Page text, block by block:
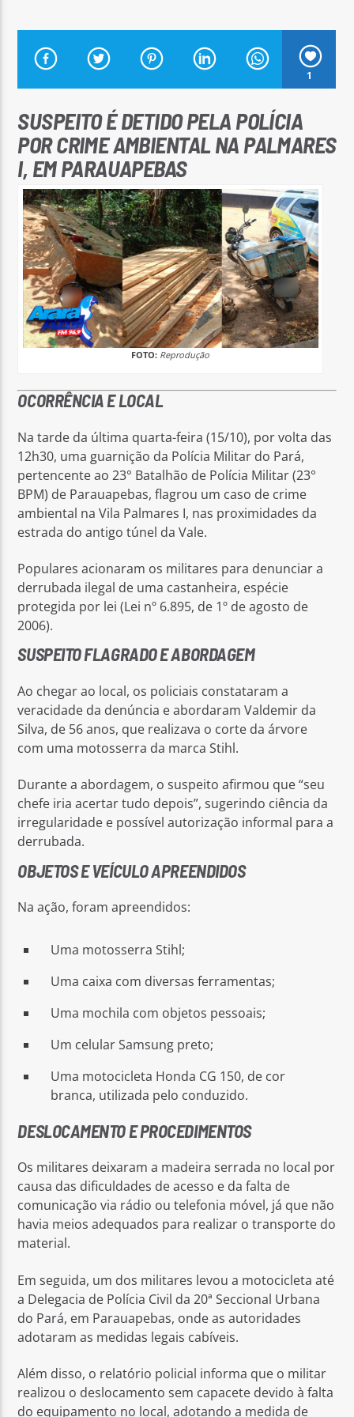
Arara Azul FM
1
SUSPEITO É DETIDO PELA POLÍCIA
POR CRIME AMBIENTAL NA PALMARES
I, EM PARAUAPEBAS
FOTO: Reprodução
OCORRÊNCIA E LOCAL
Na tarde da última quarta-feira (15/10), por volta das
12h30, uma guarnição da Polícia Militar do Pará,
pertencente ao 23° Batalhão de Polícia Militar (23°
BPM) de Parauapebas, flagrou um caso de crime
ambiental na Vila Palmares I, nas proximidades da
estrada do antigo túnel da Vale.
Populares acionaram os militares para denunciar a
derrubada ilegal de uma castanheira, espécie
protegida por lei (Lei nº 6.895, de 1º de agosto de
2006).
SUSPEITO FLAGRADO E ABORDAGEM
Ao chegar ao local, os policiais constataram a
veracidade da denúncia e abordaram Valdemir da
Silva, de 56 anos, que realizava o corte da árvore
com uma motosserra da marca Stihl.
Durante a abordagem, o suspeito afirmou que “seu
chefe iria acertar tudo depois”, sugerindo ciência da
irregularidade e possível autorização informal para a
derrubada.
OBJETOS E VEÍCULO APREENDIDOS
Na ação, foram apreendidos:
Uma motosserra Stihl;
Uma caixa com diversas ferramentas;
Uma mochila com objetos pessoais;
Um celular Samsung preto;
Uma motocicleta Honda CG 150, de cor
branca, utilizada pelo conduzido.
DESLOCAMENTO E PROCEDIMENTOS
Os militares deixaram a madeira serrada no local por
causa das dificuldades de acesso e da falta de
comunicação via rádio ou telefonia móvel, já que não
havia meios adequados para realizar o transporte do
material.
Em seguida, um dos militares levou a motocicleta até
a Delegacia de Polícia Civil da 20ª Seccional Urbana
do Pará, em Parauapebas, onde as autoridades
adotaram as medidas legais cabíveis.
Além disso, o relatório policial informa que o militar
realizou o deslocamento sem capacete devido à falta
do equipamento no local, adotando a medida de